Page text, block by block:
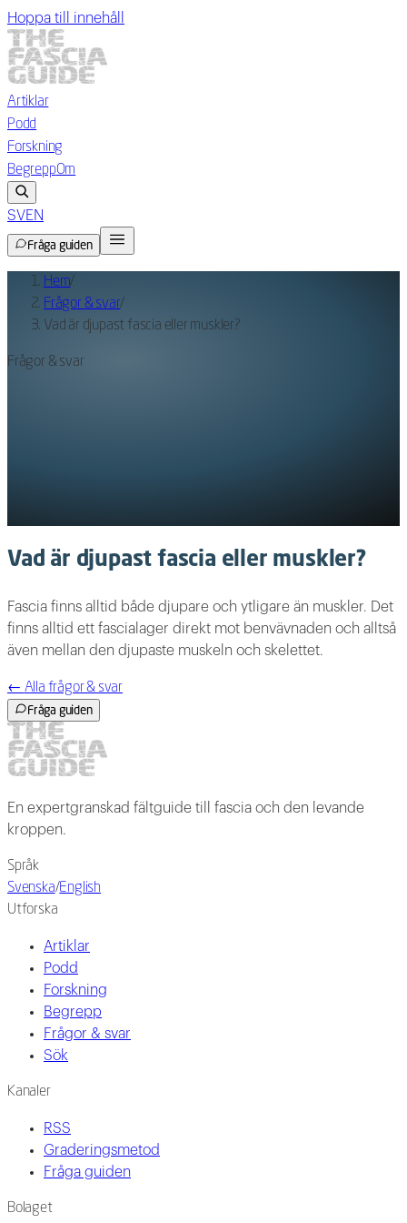
Hoppa till innehåll
Artiklar
Podd
Forskning
BegreppOm
SVEN
Fråga guiden
Hem/
Frågor & svar/
Vad är djupast fascia eller muskler?
Frågor & svar
Vad är djupast fascia eller muskler?
Fascia finns alltid både djupare och ytligare än muskler. Det
finns alltid ett fascialager direkt mot benvävnaden och alltså
även mellan den djupaste muskeln och skelettet.
← Alla frågor & svar
Fråga guiden
En expertgranskad fältguide till fascia och den levande
kroppen.
Språk
Svenska/English
Utforska
Artiklar
Podd
Forskning
Begrepp
Frågor & svar
Sök
Kanaler
RSS
Graderingsmetod
Fråga guiden
Bolaget